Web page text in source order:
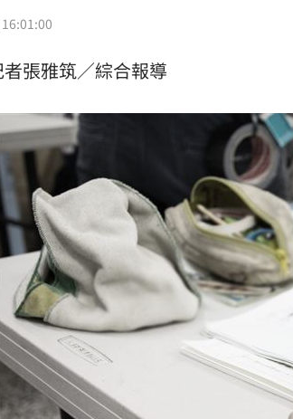
豚進逼北台灣 侯友宜令新北戒備防災
光42／第五作戰區實施關鍵基礎設施防衛
園5區8/10停水11小時 近10萬戶受影響
白海豚」最快明發海警 卓榮泰發聲了
棟旭拍裸露戲拚了 戒酒半年狂操肌肉
濟被詐10億 王必勝曝「陳時中早示警」
邦電：記憶體2027年更吃緊 高雄廠擴建
內連罹2癌！她「愛吃3款點心」惹禍
見天下創辦人高希均90歲辭世！ 20:35
者張雅筑／綜合報導